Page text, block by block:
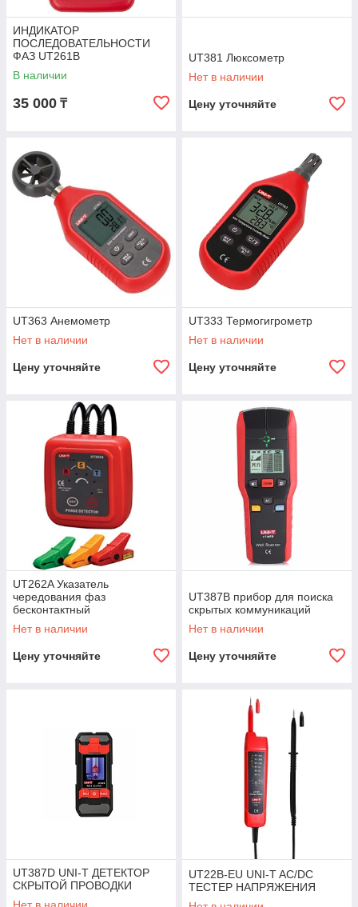
ИНДИКАТОР
ПОСЛЕДОВАТЕЛЬНОСТИ
ФАЗ UT261B
В наличии
35 000 ₸
UT381 Люксометр
Нет в наличии
Цену уточняйте
UT363 Анемометр
Нет в наличии
Цену уточняйте
UT333 Термогигрометр
Нет в наличии
Цену уточняйте
UT262A Указатель
чередования фаз
бесконтактный
Нет в наличии
Цену уточняйте
UT387B прибор для поиска
скрытых коммуникаций
Нет в наличии
Цену уточняйте
UT387D UNI-T ДЕТЕКТОР
СКРЫТОЙ ПРОВОДКИ
UT22B-EU UNI-T AC/DC
ТЕСТЕР НАПРЯЖЕНИЯ